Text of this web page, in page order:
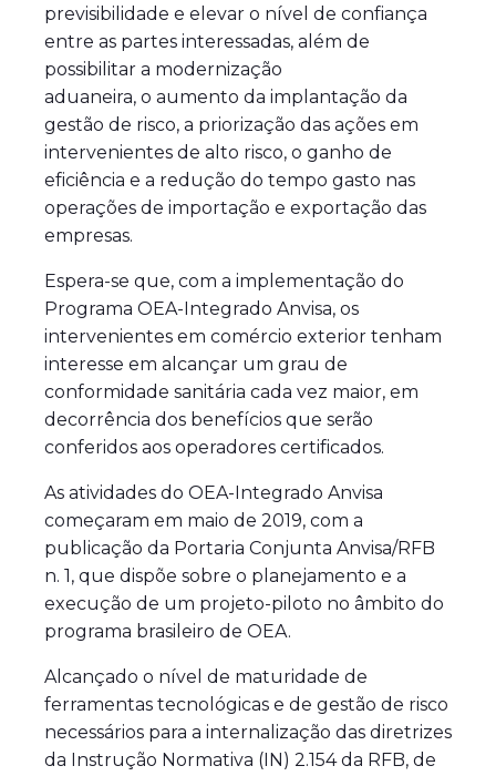
previsibilidade e elevar o nível de confiança
entre as partes interessadas, além de
possibilitar a modernização
aduaneira, o aumento da implantação da
gestão de risco, a priorização das ações em
intervenientes de alto risco, o ganho de
eficiência e a redução do tempo gasto nas
operações de importação e exportação das
empresas.
Espera-se que, com a implementação do
Programa OEA-Integrado Anvisa, os
intervenientes em comércio exterior tenham
interesse em alcançar um grau de
conformidade sanitária cada vez maior, em
decorrência dos benefícios que serão
conferidos aos operadores certificados.
As atividades do OEA-Integrado Anvisa
começaram em maio de 2019, com a
publicação da Portaria Conjunta Anvisa/RFB
n. 1, que dispõe sobre o planejamento e a
execução de um projeto-piloto no âmbito do
programa brasileiro de OEA.
Alcançado o nível de maturidade de
ferramentas tecnológicas e de gestão de risco
necessários para a internalização das diretrizes
da Instrução Normativa (IN) 2.154 da RFB, de